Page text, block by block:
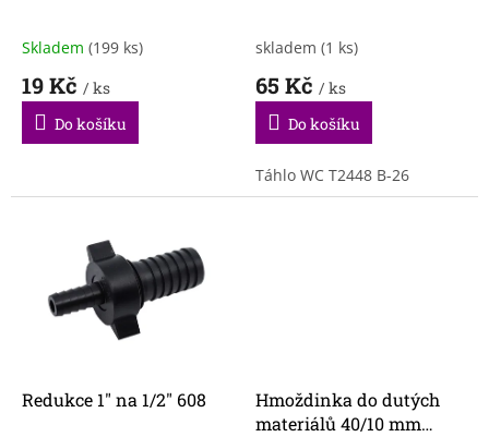
Skladem (199 ks)
19 Kč / ks
Do košíku
skladem (1 ks)
65 Kč / ks
Do košíku
Táhlo WC T2448 B-26
Redukce 1" na 1/2" 608
Hmoždinka do dutých
materiálů 40/10 mm